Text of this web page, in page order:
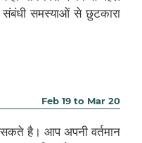
संबंधी समस्याओं से छुटकारा
Feb 19 to Mar 20
सकते है। आप अपनी वर्तमान